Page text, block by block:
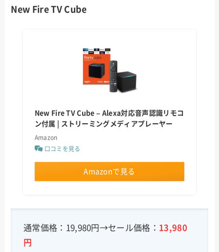
New Fire TV Cube
New Fire TV Cube – Alexa対応音声認識リモコ
ン付属 | ストリーミングメディアプレーヤー
Amazon
口コミを見る
Amazonで見る
通常価格：19,980円→セール価格： 13,980
円